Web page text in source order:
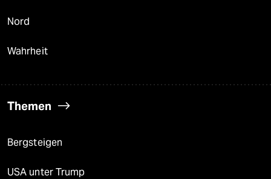
Nord
Wahrheit
Themen
Bergsteigen
USA unter Trump